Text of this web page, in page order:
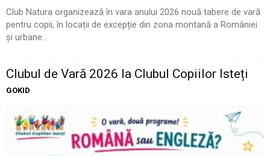
Club Natura organizează în vara anului 2026 nouă tabere de vară
pentru copii, în locații de excepție din zona montană a României
și urbane...
Clubul de Vară 2026 la Clubul Copiilor Isteți
GOKID